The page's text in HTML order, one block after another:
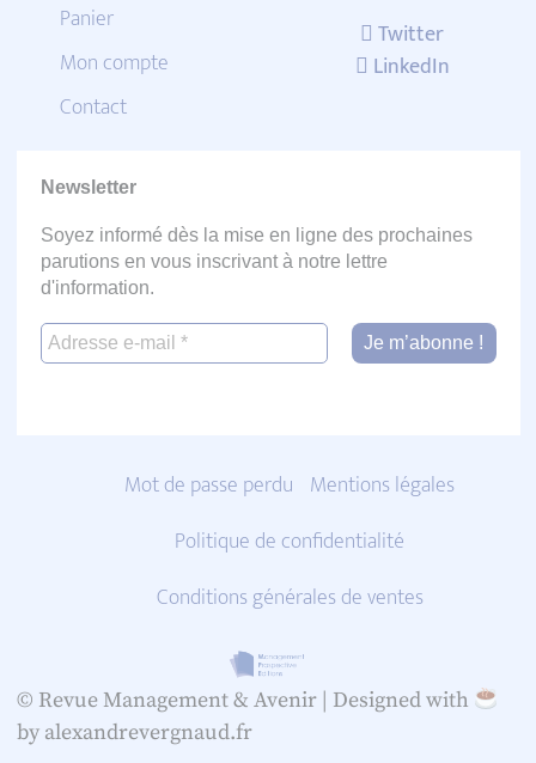
Panier
Mon compte
Contact
Twitter
LinkedIn
Newsletter
Soyez informé dès la mise en ligne des prochaines
parutions en vous inscrivant à notre lettre
d'information.
Mot de passe perdu Mentions légales
Politique de confidentialité
Conditions générales de ventes
© Revue Management & Avenir | Designed with
by alexandrevergnaud.fr